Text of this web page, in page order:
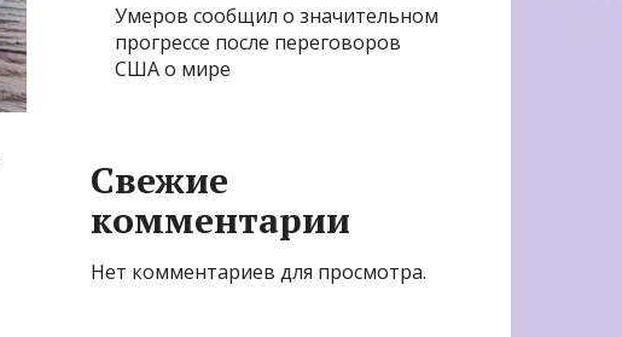
Умеров сообщил о значительном
прогрессе после переговоров
США о мире
Свежие
комментарии
Нет комментариев для просмотра.